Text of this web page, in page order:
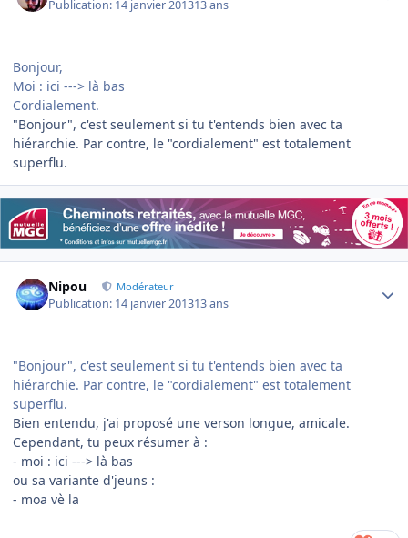
Publication: 14 janvier 201313 ans
Bonjour,
Moi : ici ---> là bas
Cordialement.
"Bonjour", c'est seulement si tu t'entends bien avec ta
hiérarchie. Par contre, le "cordialement" est totalement
superflu.
Nipou Modérateur
Publication: 14 janvier 201313 ans
"Bonjour", c'est seulement si tu t'entends bien avec ta
hiérarchie. Par contre, le "cordialement" est totalement
superflu.
Bien entendu, j'ai proposé une verson longue, amicale.
Cependant, tu peux résumer à :
- moi : ici ---> là bas
ou sa variante d'jeuns :
- moa vè la